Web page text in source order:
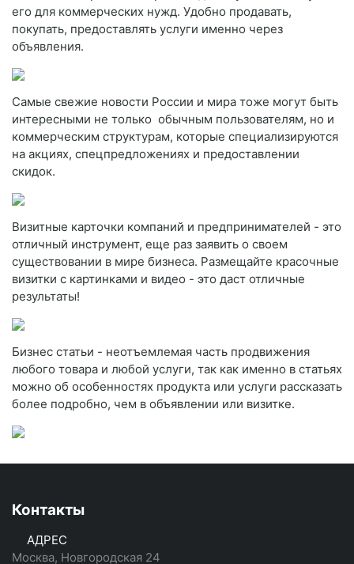
его для коммерческих нужд. Удобно продавать,
покупать, предоставлять услуги именно через
объявления.
Самые свежие новости России и мира тоже могут быть
интересными не только обычным пользователям, но и
коммерческим структурам, которые специализируются
на акциях, спецпредложениях и предоставлении
скидок.
Визитные карточки компаний и предпринимателей - это
отличный инструмент, еще раз заявить о своем
существовании в мире бизнеса. Размещайте красочные
визитки с картинками и видео - это даст отличные
результаты!
Бизнес статьи - неотъемлемая часть продвижения
любого товара и любой услуги, так как именно в статьях
можно об особенностях продукта или услуги рассказать
более подробно, чем в объявлении или визитке.
Контакты
АДРЕС
Москва, Новгородская 24